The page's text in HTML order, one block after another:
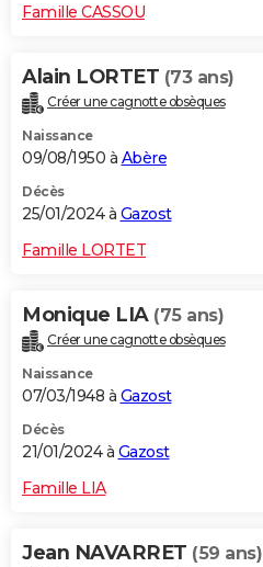
FORUM
Bricolage
Lifestyle
Culture
Sport
Auto
Television
Voyage
Cinema
Famille CASSOU
Alain LORTET (73 ans)
Créer une cagnotte obsèques
Naissance
09/08/1950 à Abère
Décès
25/01/2024 à Gazost
Famille LORTET
Monique LIA (75 ans)
Créer une cagnotte obsèques
Naissance
07/03/1948 à Gazost
Décès
21/01/2024 à Gazost
Famille LIA
Jean NAVARRET (59 ans)